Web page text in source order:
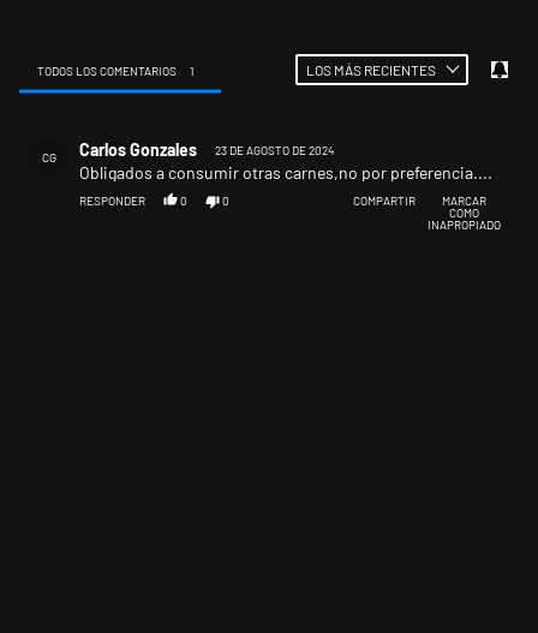
TODOS LOS COMENTARIOS 1 LOS MÁS RECIENTES
CG Carlos Gonzales 23 DE AGOSTO DE 2024
Obligados a consumir otras carnes,no por preferencia....
RESPONDER 0 0 COMPARTIR
MARCAR
COMO
INAPROPIADO